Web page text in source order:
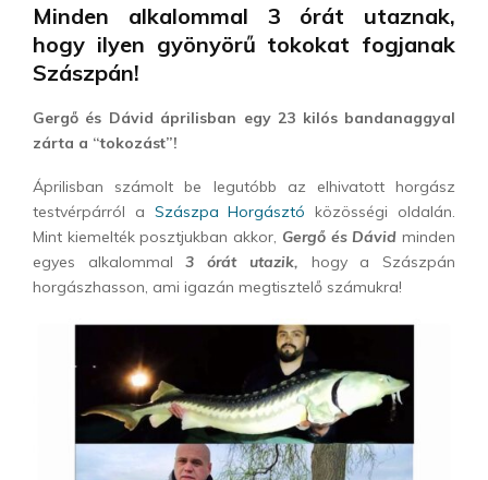
Minden alkalommal 3 órát utaznak,
hogy ilyen gyönyörű tokokat fogjanak
Szászpán!
Gergő és Dávid áprilisban egy 23 kilós bandanaggyal
zárta a “tokozást”!
Áprilisban számolt be legutóbb az elhivatott horgász
testvérpárról a Szászpa Horgásztó közösségi oldalán.
Mint kiemelték posztjukban akkor, Gergő és Dávid minden
egyes alkalommal3 órát utazik, hogy a Szászpán
horgászhasson, ami igazán megtisztelő számukra!